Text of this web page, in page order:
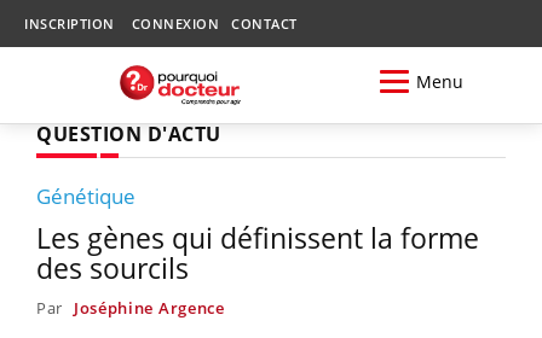
INSCRIPTION CONNEXION CONTACT
Menu
QUESTION D'ACTU
Génétique
Les gènes qui définissent la forme
des sourcils
Par Joséphine Argence